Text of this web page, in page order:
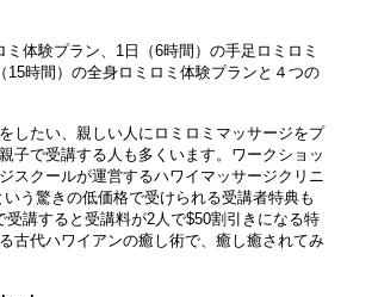
体験プラン、1日（6時間）の手足ロミロミ
時間）の全身ロミロミ体験プランと４つの
したい、親しい人にロミロミマッサージをプ
子で受講する人も多くいます。ワークショッ
スクールが運営するハワイマッサージクリニ
う驚きの低価格で受けられる受講者特典も
講すると受講料が2人で$50割引きになる特
古代ハワイアンの癒し術で、癒し癒されてみ